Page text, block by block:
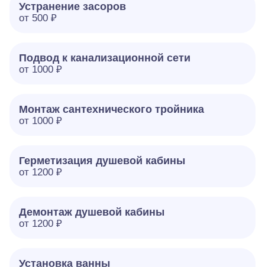
Устранение засоров
от 500 ₽
Подвод к канализационной сети
от 1000 ₽
Монтаж сантехнического тройника
от 1000 ₽
Герметизация душевой кабины
от 1200 ₽
Демонтаж душевой кабины
от 1200 ₽
Установка ванны